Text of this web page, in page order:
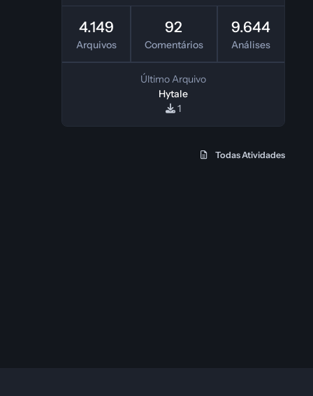
4.149
Arquivos
92
Comentários
9.644
Análises
Último Arquivo
Hytale
1
Todas Atividades